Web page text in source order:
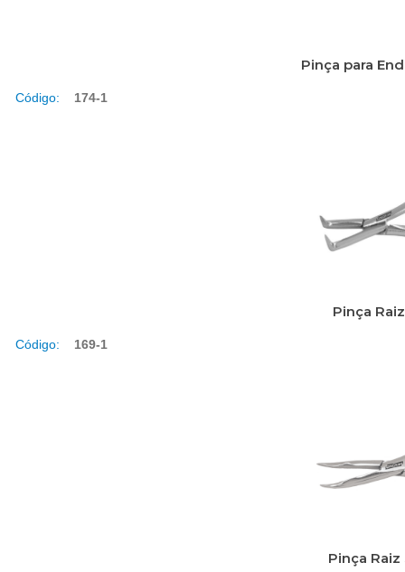
Pinça para
Código: 174-1
Pinça
Código: 169-1
Pinça